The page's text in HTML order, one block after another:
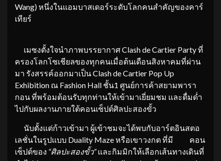
Wang) หนึ่งในแอมบาสเดอร์ระดับโลกคนสำคัญของคาร์
เทียร์
เมซงตั้งใจนำภาพบรรยากาศ Clash de Cartier Party ที่
ครองโลกโซเชียลของทุกคนเมื่อต้นเดือนสิงหาคมที่ผ่าน
มา รังสรรค์ออกมาเป็น Clash de Cartier Pop Up
Exhibition ณ Fashion Hall ชั้น1 ศูนย์การค้าสยามพารา
กอน ที่พร้อมต้อนรับทุกท่านให้เข้ามาเยี่ยมชม และดื่มด่ำ
ไปกับผลงานภายใต้คอนเซ็ปต์ศิลปะสองขั้ว
นับตั้งแต่ก้าวเข้ามา ผู้เข้าชมจะได้พบกับอาร์ตอินสตอ
เลชั่นในรูปแบบ Duality Maze หรือเขาวงกต ที่มี คอน
เซ็ปต์ของ “ศิลปะสองขั้ว”และกิมมิกให้เลือกเส้นทางเดินที่